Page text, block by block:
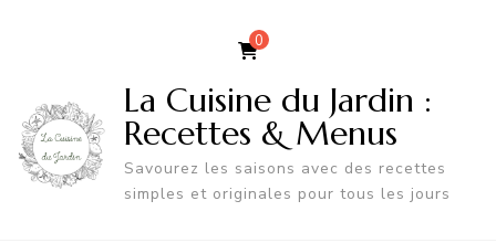
0
La Cuisine du Jardin :
Recettes & Menus
Savourez les saisons avec des recettes
simples et originales pour tous les jours